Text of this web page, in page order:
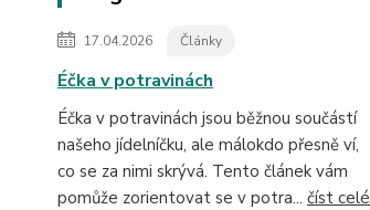
17.04.2026 Články
Éčka v potravinách
Éčka v potravinách jsou běžnou součástí
našeho jídelníčku, ale málokdo přesně ví,
co se za nimi skrývá. Tento článek vám
pomůže zorientovat se v potra... číst celé